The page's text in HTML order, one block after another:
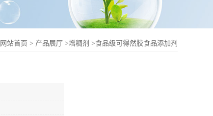
网站首页 > 产品展厅 >增稠剂 >食品级可得然胶食品添加剂